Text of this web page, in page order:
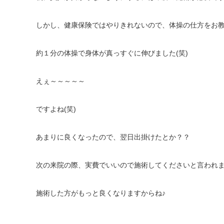
しかし、健康保険ではやりきれないので、体操の仕方をお
約１分の体操で身体が真っすぐに伸びました(笑)
えぇ～～～～～
ですよね(笑)
あまりに良くなったので、翌日出掛けたとか？？
次の来院の際、実費でいいので施術してくださいと言われま
施術した方がもっと良くなりますからね♪